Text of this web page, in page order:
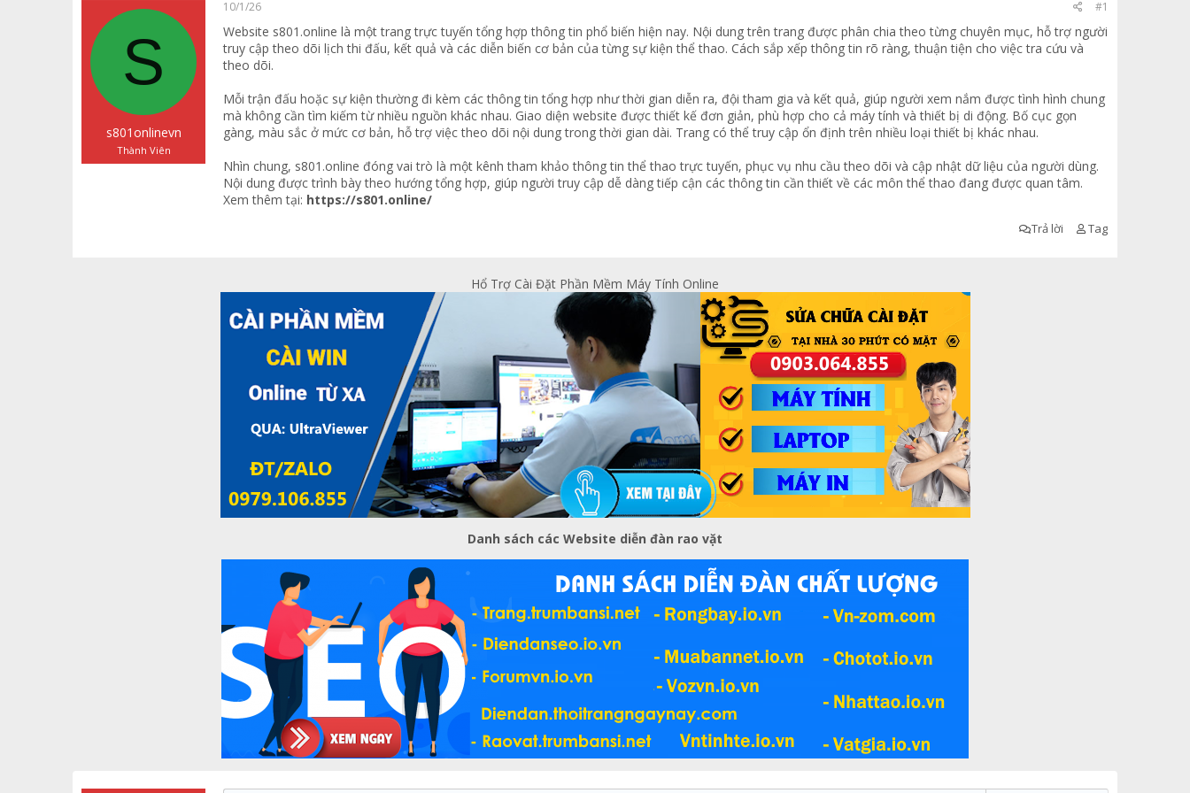
a
d
r
i
S
s801onlinevn
Thành Viên
10/1/26 #1
Website s801.online là một trang trực tuyến tổng hợp thông tin phổ biến hiện nay. Nội dung trên trang được phân chia theo từng chuyên mục, hỗ trợ người
truy cập theo dõi lịch thi đấu, kết quả và các diễn biến cơ bản của từng sự kiện thể thao. Cách sắp xếp thông tin rõ ràng, thuận tiện cho việc tra cứu và
theo dõi.
Mỗi trận đấu hoặc sự kiện thường đi kèm các thông tin tổng hợp như thời gian diễn ra, đội tham gia và kết quả, giúp người xem nắm được tình hình chung
mà không cần tìm kiếm từ nhiều nguồn khác nhau. Giao diện website được thiết kế đơn giản, phù hợp cho cả máy tính và thiết bị di động. Bố cục gọn
gàng, màu sắc ở mức cơ bản, hỗ trợ việc theo dõi nội dung trong thời gian dài. Trang có thể truy cập ổn định trên nhiều loại thiết bị khác nhau.
Nhìn chung, s801.online đóng vai trò là một kênh tham khảo thông tin thể thao trực tuyến, phục vụ nhu cầu theo dõi và cập nhật dữ liệu của người dùng.
Nội dung được trình bày theo hướng tổng hợp, giúp người truy cập dễ dàng tiếp cận các thông tin cần thiết về các môn thể thao đang được quan tâm.
Xem thêm tại: https://s801.online/
Trả lời Tag
Hổ Trợ Cài Đặt Phần Mềm Máy Tính Online
Danh sách các Website diễn đàn rao vặt